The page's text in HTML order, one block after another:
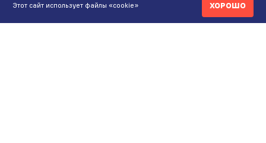
Этот сайт использует файлы «cookie» ХОРОШО